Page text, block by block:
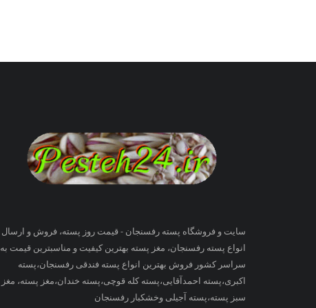
سایت و فروشگاه پسته رفسنجان - قیمت روز پسته، فروش و ارسال
انواع پسته رفسنجان، مغز پسته بهترین کیفیت و مناسبترین قیمت به
سراسر کشور فروش بهترین انواع پسته فندقی رفسنجان،پسته
اکبری،پسته احمدآقایی،پسته کله قوچی،پسته خندان،مغز پسته، مغز
سبز پسته،پسته آجیلی وخشکبار رفسنجان